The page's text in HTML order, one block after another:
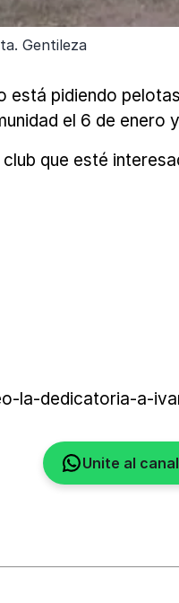
Gentileza
está pidiendo
el 6 de
que esté
la-dedicatoria-a-
Unite al